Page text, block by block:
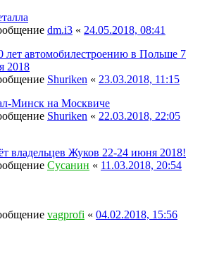
dm.i3 « 24.05.2018, 08:41
лет автомобилестроению в Польше 7
2018
Shuriken « 23.03.2018, 11:15
Минск на Москвиче
Shuriken « 22.03.2018, 22:05
владельцев Жуков 22-24 июня 2018!
Сусанин « 11.03.2018, 20:54
vagprofi « 04.02.2018, 15:56